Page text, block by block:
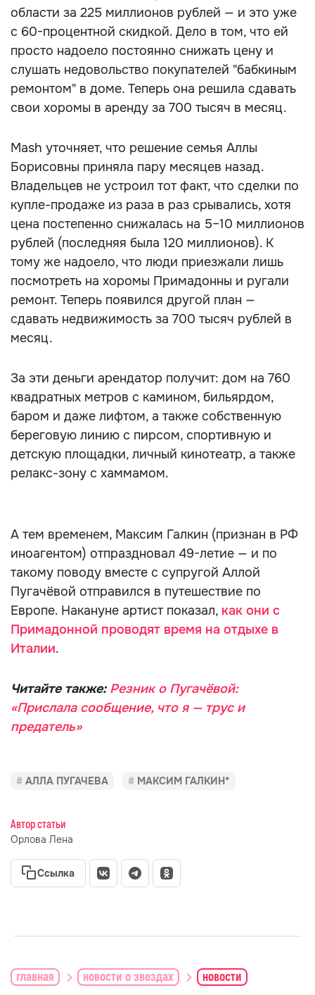
области за 225 миллионов рублей — и это уже
с 60-процентной скидкой. Дело в том, что ей
просто надоело постоянно снижать цену и
слушать недовольство покупателей "бабкиным
ремонтом" в доме. Теперь она решила сдавать
свои хоромы в аренду за 700 тысяч в месяц.
Mash уточняет, что решение семья Аллы
Борисовны приняла пару месяцев назад.
Владельцев не устроил тот факт, что сделки по
купле-продаже из раза в раз срывались, хотя
цена постепенно снижалась на 5–10 миллионов
рублей (последняя была 120 миллионов). К
тому же надоело, что люди приезжали лишь
посмотреть на хоромы Примадонны и ругали
ремонт. Теперь появился другой план —
сдавать недвижимость за 700 тысяч рублей в
месяц.
За эти деньги арендатор получит: дом на 760
квадратных метров с камином, бильярдом,
баром и даже лифтом, а также собственную
береговую линию c пирсом, спортивную и
детскую площадки, личный кинотеатр, а также
релакс-зону с хаммамом.
А тем временем, Максим Галкин (признан в РФ
иноагентом) отпраздновал 49-летие — и по
такому поводу вместе с супругой Аллой
Пугачёвой отправился в путешествие по
Европе. Накануне артист показал, как они с
Примадонной проводят время на отдыхе в
Италии.
Читайте также: Резник о Пугачёвой:
«Прислала сообщение, что я — трус и
предатель»
АЛЛА ПУГАЧЕВА МАКСИМ ГАЛКИН*
Автор статьи
Орлова Лена
Ссылка
главная новости о звездах новости